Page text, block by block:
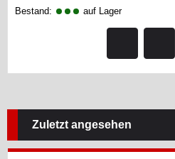
Bestand: auf Lager
Zuletzt angesehen